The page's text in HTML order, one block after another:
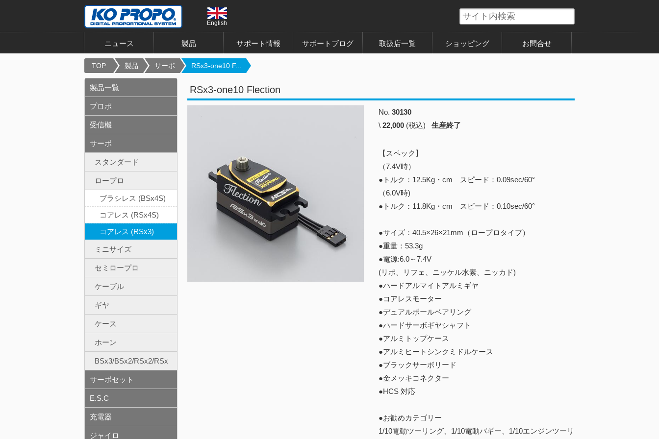
English
ニュース 製品 サポート情報 サポートブログ 取扱店一覧 ショッピング お問合せ
TOP 製品 サーボ RSx3-one10 F...
RSx3-one10 Flection
No. 30130
\ 22,000 (税込) 生産終了
【スペック】
（7.4V時）
●トルク：12.5Kg・cm スピード：0.09sec/60°
（6.0V時)
●トルク：11.8Kg・cm スピード：0.10sec/60°
●サイズ：40.5×26×21mm（ロープロタイプ）
●重量：53.3g
●電源:6.0～7.4V
(リポ、リフェ、ニッケル水素、ニッカド)
●ハードアルマイトアルミギヤ
●コアレスモーター
●デュアルボールベアリング
●ハードサーボギヤシャフト
●アルミトップケース
●アルミヒートシンクミドルケース
●ブラックサーボリード
●金メッキコネクター
●HCS 対応
●お勧めカテゴリー
1/10電動ツーリング、1/10電動バギー、1/10エンジンツーリ
製品一覧
プロポ
受信機
サーボ
スタンダード
ロープロ
ブラシレス (BSx4S)
コアレス (RSx4S)
コアレス (RSx3)
ミニサイズ
セミロープロ
ケーブル
ギヤ
ケース
ホーン
BSx3/BSx2/RSx2/RSx
サーボセット
E.S.C
充電器
ジャイロ